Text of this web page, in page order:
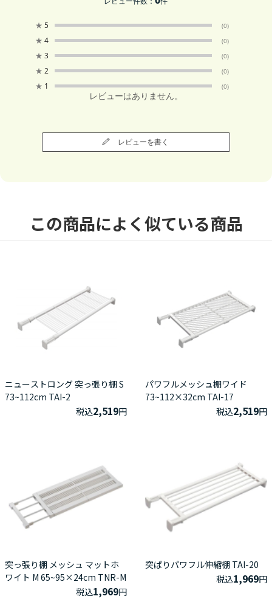
★ 5 (0)
★ 4 (0)
★ 3 (0)
★ 2 (0)
★ 1 (0)
レビューはありません。
レビューを書く
この商品によく似ている商品
ニューストロング 突っ張り棚 S
73~112cm TAI-2
税込2,519円
パワフルメッシュ棚ワイド
73~112×32cm TAI-17
税込2,519円
突っ張り棚 メッシュ マットホ
ワイト M 65~95×24cm TNR-M
税込1,969円
突ぱりパワフル伸縮棚 TAI-20
税込1,969円